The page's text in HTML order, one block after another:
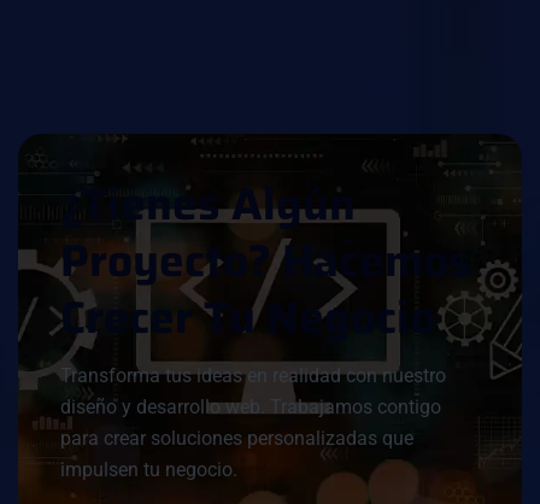
¿ ENESALGÚN
PROYECT O?H AC M
CR E C ERT UN EGO CI
Transforma tus ideas en realidad con nuestro
diseño y desarrollo web. Trabajamos contigo
para crear soluciones personalizadas que
impulsen tu negocio.